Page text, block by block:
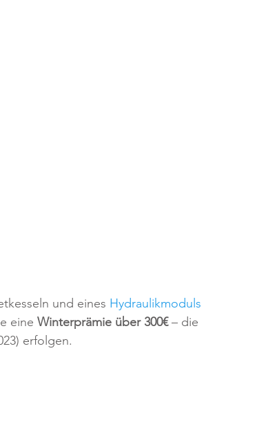
und eines Hydraulikmoduls
eine Winterprämie über 300€ – die
erfolgen.